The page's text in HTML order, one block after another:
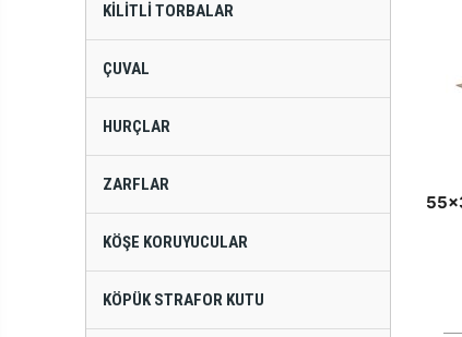
KILITLI TORBALAR
ÇUVAL
HURÇLAR
ZARFLAR
KÖŞE KORUYUCULAR
KÖPÜK STRAFOR KUTU